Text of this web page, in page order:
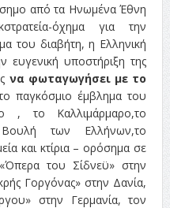
από τα Ηνωμένα Έθνη
όχημα για την
του διαβήτη, η Ελληνική
ευγενική υποστήριξη της
να φωταγωγήσει με το
παγκόσμιο έμβλημα του
, το Καλλιμάρμαρο,το
των Ελλήνων,το
και κτίρια – ορόσημα σε
του Σίδνεϋ» στην
Γοργόνας» στην Δανία,
στην Γερμανία, τον